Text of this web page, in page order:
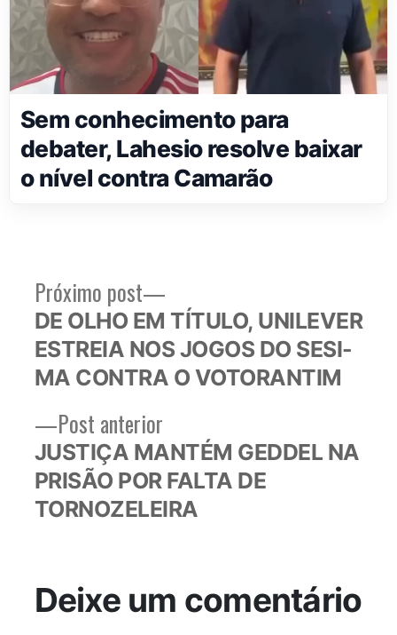
Sem conhecimento para
debater, Lahesio resolve baixar
o nível contra Camarão
Navegação
de
Post
Post anteriorPost
anterior:
JUSTIÇA MANTÉM GEDDEL NA
PRISÃO POR FALTA DE
TORNOZELEIRA
Próximo post
Próximo
post:
DE OLHO EM TÍTULO, UNILEVER
ESTREIA NOS JOGOS DO SESI-
MA CONTRA O VOTORANTIM
Deixe um comentário